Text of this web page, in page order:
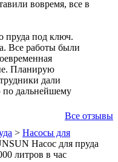
вовремя, все в
пруда под ключ.
Все работы были
Планирую
дали
по дальнейшему
Все отзывы
> Насосы для
Насос для пруда
литров в час